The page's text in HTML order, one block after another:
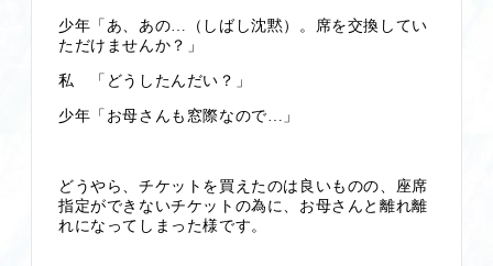
少年「あ、あの…（しばし沈黙）。席を交換してい
ただけませんか？」
私 「どうしたんだい？」
少年「お母さんも窓際なので…」
どうやら、チケットを買えたのは良いものの、座席
指定ができないチケットの為に、お母さんと離れ離
れになってしまった様です。